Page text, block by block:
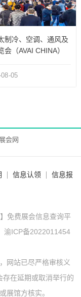
制冷、空调、通风及
会（AVAI CHINA）
05
会网
信息认领 信息报
免费展会信息查询平
渝ICP备2022011454
网站已尽严格审核义
在延期或取消举行的
展馆方核实。